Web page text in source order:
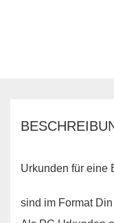
Urkunden für eine
sind im Format